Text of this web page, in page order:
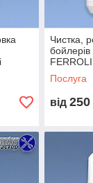
гул, шуми:
малих витрат
жаль, вимагають
як промивання
Чистка,
бойлерів
Послуга
від 250